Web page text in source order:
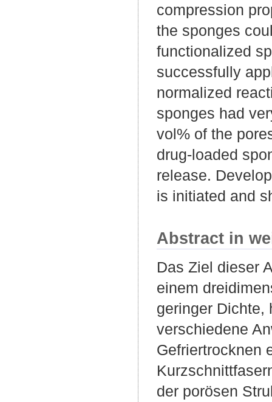
compression
the sponges
functionalized
successfully
normalized
sponges had
vol% of the
drug-loaded
release.
is initiated and
Abstract in
Das Ziel dieser
einem
geringer Dichte,
verschiedene
Gefriertrocknen
der porösen